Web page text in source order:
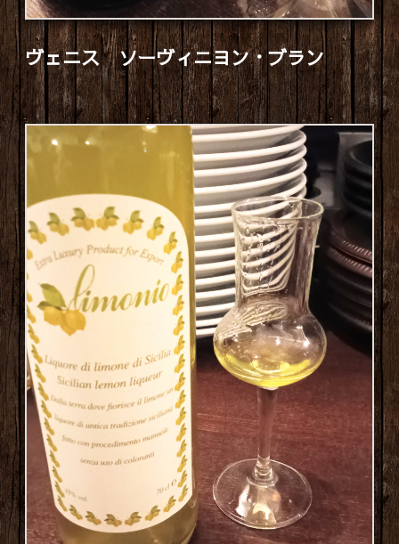
ヴェニス ソーヴィニヨン・ブラン